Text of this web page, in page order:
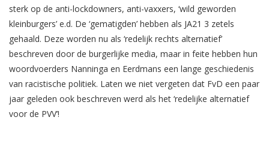
sterk op de anti-lockdowners, anti-vaxxers, ‘wild geworden
kleinburgers’ e.d. De ‘gematigden’ hebben als JA21 3 zetels
gehaald. Deze worden nu als ‘redelijk rechts alternatief’
beschreven door de burgerlijke media, maar in feite hebben hun
woordvoerders Nanninga en Eerdmans een lange geschiedenis
van racistische politiek. Laten we niet vergeten dat FvD een paar
jaar geleden ook beschreven werd als het ‘redelijke alternatief
voor de PVV’!